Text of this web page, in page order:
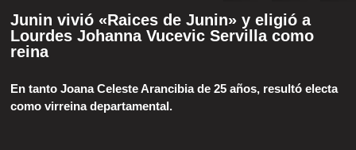
Junin vivió «Raices de Junin» y eligió a
Lourdes Johanna Vucevic Servilla como
reina
En tanto Joana Celeste Arancibia de 25 años, resultó electa
como virreina departamental.